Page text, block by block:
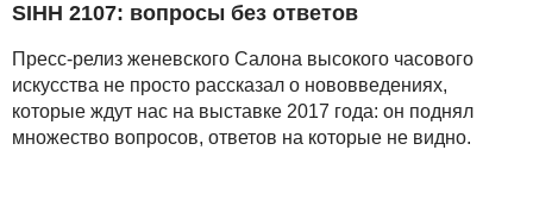
SIHH 2107: вопросы без ответов
Пресс-релиз женевского Салона высокого часового
искусства не просто рассказал о нововведениях,
которые ждут нас на выставке 2017 года: он поднял
множество вопросов, ответов на которые не видно.